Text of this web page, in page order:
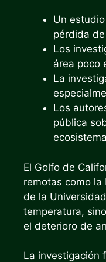
Un
pérdida
Los
área poco
La
Los
pública
El Golfo de
remotas como
de la
temperatura,
el deterioro de
La investigación